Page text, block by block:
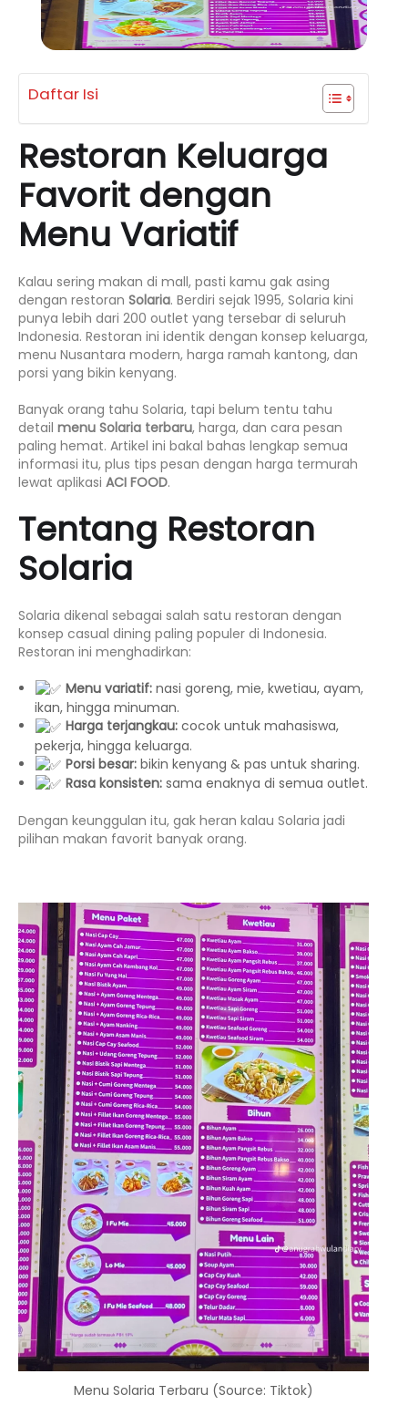
Daftar Isi
Restoran Keluarga
Favorit dengan
Menu Variatif
Kalau sering makan di mall, pasti kamu gak asing
dengan restoran Solaria. Berdiri sejak 1995, Solaria kini
punya lebih dari 200 outlet yang tersebar di seluruh
Indonesia. Restoran ini identik dengan konsep keluarga,
menu Nusantara modern, harga ramah kantong, dan
porsi yang bikin kenyang.
Banyak orang tahu Solaria, tapi belum tentu tahu
detail menu Solaria terbaru, harga, dan cara pesan
paling hemat. Artikel ini bakal bahas lengkap semua
informasi itu, plus tips pesan dengan harga termurah
lewat aplikasi ACI FOOD.
Tentang Restoran
Solaria
Solaria dikenal sebagai salah satu restoran dengan
konsep casual dining paling populer di Indonesia.
Restoran ini menghadirkan:
Menu variatif:nasi goreng, mie, kwetiau, ayam,
ikan, hingga minuman.
Harga terjangkau:cocok untuk mahasiswa,
pekerja, hingga keluarga.
Porsi besar:bikin kenyang & pas untuk sharing.
Rasa konsisten:sama enaknya di semua outlet.
Dengan keunggulan itu, gak heran kalau Solaria jadi
pilihan makan favorit banyak orang.
Menu Solaria Terbaru (Source: Tiktok)